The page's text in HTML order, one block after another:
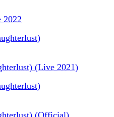
(Live 2021)
(Official)